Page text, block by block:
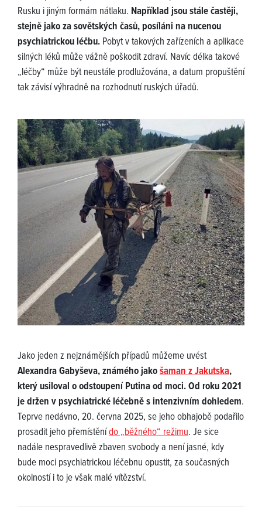
Rusku i jiným formám nátlaku. Například jsou stále častěji,
stejně jako za sovětských časů, posíláni na nucenou
psychiatrickou léčbu. Pobyt v takových zařízeních a aplikace
silných léků může vážně poškodit zdraví. Navíc délka takové
„léčby“ může být neustále prodlužována, a datum propuštění
tak závisí výhradně na rozhodnutí ruských úřadů.
Jako jeden z nejznámějších případů můžeme uvést
Alexandra Gabyševa, známého jakošaman z Jakutska,
který usiloval o odstoupení Putina od moci. Od roku 2021
je držen v psychiatrické léčebně s intenzivním dohledem.
Teprve nedávno, 20. června 2025, se jeho obhajobě podařilo
prosadit jeho přemístěnído „běžného“ režimu. Je sice
nadále nespravedlivě zbaven svobody a není jasné, kdy
bude moci psychiatrickou léčebnu opustit, za současných
okolností i to je však malé vítězství.